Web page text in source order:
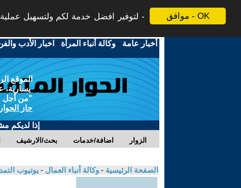
موافق - OK
لتوفير افضل خدمة لكم ولتسهيل
أخبار عامة -وكالة أنباء المرأة - اخبار الأدب
الموقع
يسارية،
"من أجل
حاز
إذا لديكم
بحث/الارشيف اضافة/خدمات الزوار
الصفحة الرئيسية - وكالة أنباء العمال - يوتيوب